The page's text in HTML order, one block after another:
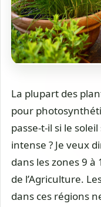
La plupart des
pour
passe-t-il si le
intense ? Je veux
dans les zones 9
de l’Agriculture.
dans ces régions